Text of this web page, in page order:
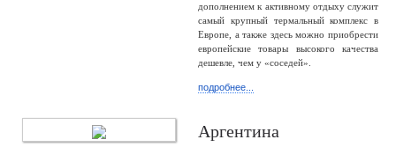
дополнением к активному отдыху служит
самый крупный термальный комплекс в
Европе, а также здесь можно приобрести
европейские товары высокого качества
дешевле, чем у «соседей».
подробнее...
Аргентина